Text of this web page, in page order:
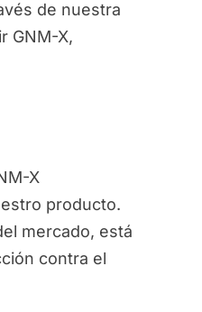
de nuestra
GNM-X,
X
producto.
mercado, está
contra el